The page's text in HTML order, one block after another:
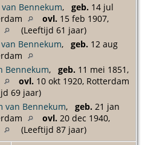
Bennekum, geb. 14 jul
ovl. 15 feb 1907,
(Leeftijd 61 jaar)
Bennekum, geb. 12 aug
Bennekum, geb. 11 mei 1851,
ovl. 10 okt 1920, Rotterdam
69 jaar)
van Bennekum, geb. 21 jan
ovl. 20 dec 1940,
(Leeftijd 87 jaar)